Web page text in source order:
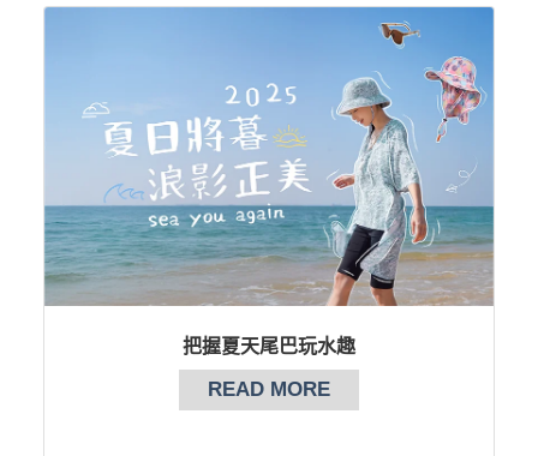
把握夏天尾巴玩水趣
READ MORE